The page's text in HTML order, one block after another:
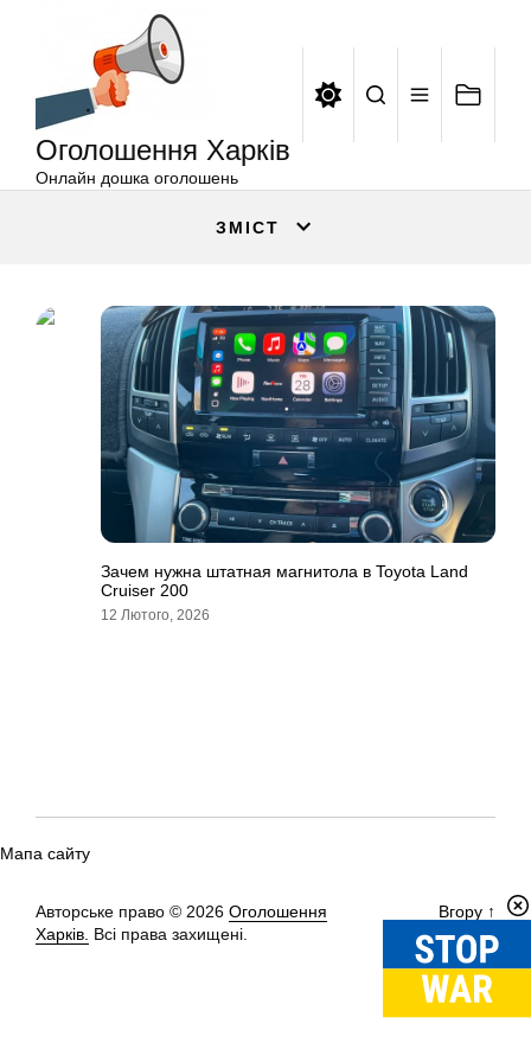
Оголошення Харків
Онлайн дошка оголошень
ЗМІСТ
Зачем нужна штатная магнитола в Toyota Land
Cruiser 200
12 Лютого, 2026
Мапа сайту
Авторське право © 2026 Оголошення
Харків. Всі права захищені.
Вгору ↑